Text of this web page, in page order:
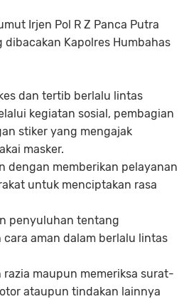
Irjen Pol R Z Panca Putra
dibacakan Kapolres Humbahas
dan tertib berlalu lintas
kegiatan sosial, pembagian
stiker yang mengajak
masker.
dengan memberikan pelayanan
untuk menciptakan rasa
penyuluhan tentang
aman dalam berlalu lintas
razia maupun memeriksa surat-
ataupun tindakan lainnya